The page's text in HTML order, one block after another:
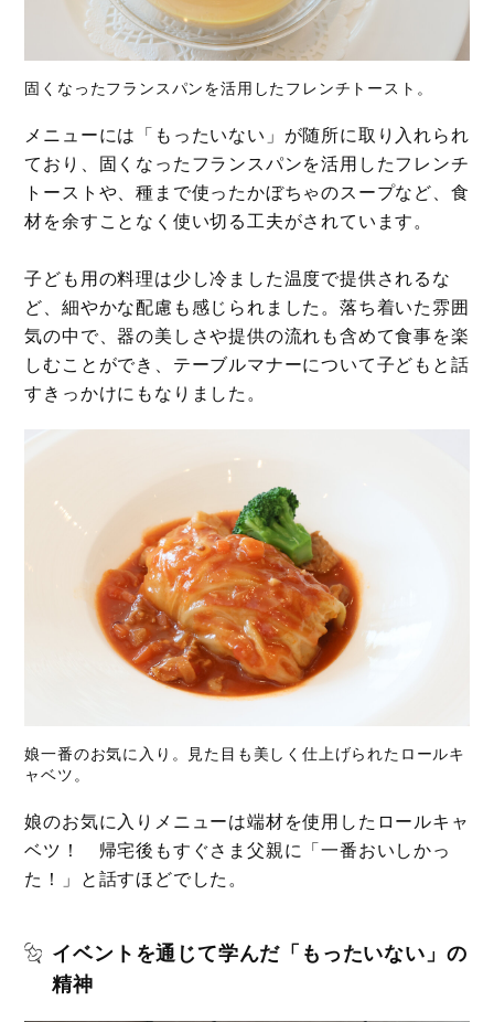
固くなったフランスパンを活用したフレンチトースト。
メニューには「もったいない」が随所に取り入れられ
ており、固くなったフランスパンを活用したフレンチ
トーストや、種まで使ったかぼちゃのスープなど、食
材を余すことなく使い切る工夫がされています。
子ども用の料理は少し冷ました温度で提供されるな
ど、細やかな配慮も感じられました。落ち着いた雰囲
気の中で、器の美しさや提供の流れも含めて食事を楽
しむことができ、テーブルマナーについて子どもと話
すきっかけにもなりました。
娘一番のお気に入り。見た目も美しく仕上げられたロールキ
ャベツ。
娘のお気に入りメニューは端材を使用したロールキャ
ベツ！ 帰宅後もすぐさま父親に「一番おいしかっ
た！」と話すほどでした。
イベントを通じて学んだ「もったいない」の
精神